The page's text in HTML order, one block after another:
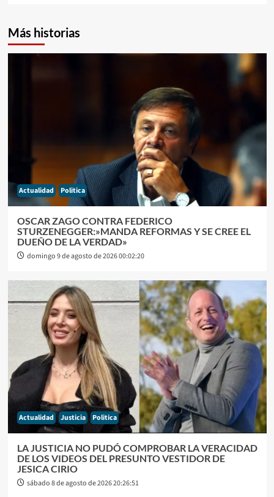
Más historias
Actualidad Politica
OSCAR ZAGO CONTRA FEDERICO
STURZENEGGER:»MANDA REFORMAS Y SE CREE EL
DUEÑO DE LA VERDAD»
domingo 9 de agosto de 2026 00:02:20
Actualidad Justicia Politica
LA JUSTICIA NO PUDÓ COMPROBAR LA VERACIDAD
DE LOS VIDEOS DEL PRESUNTO VESTIDOR DE
JESICA CIRIO
sábado 8 de agosto de 2026 20:26:51